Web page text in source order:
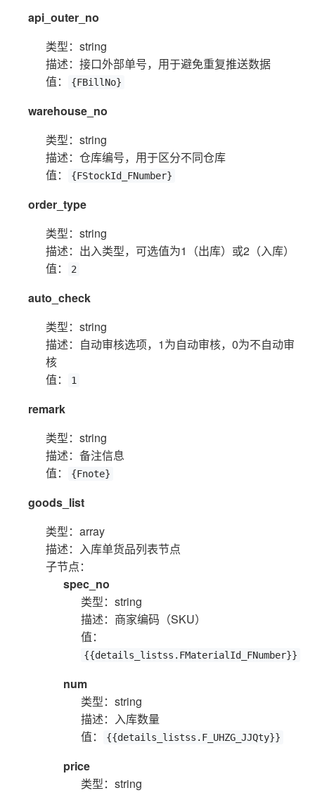
api_outer_no
类型：string
描述：接口外部单号，用于避免重复推送数据
值：
{FBillNo}
warehouse_no
类型：string
描述：仓库编号，用于区分不同仓库
值：
{FStockId_FNumber}
order_type
类型：string
描述：出入类型，可选值为1（出库）或2（入库）
值：
2
auto_check
类型：string
描述：自动审核选项，1为自动审核，0为不自动审
核
值：
1
remark
类型：string
描述：备注信息
值：
{Fnote}
goods_list
类型：array
描述：入库单货品列表节点
子节点：
spec_no
类型：string
描述：商家编码（SKU）
值：
{{details_listss.FMaterialId_FNumber}}
num
类型：string
描述：入库数量
值：
{{details_listss.F_UHZG_JJQty}}
price
类型：string